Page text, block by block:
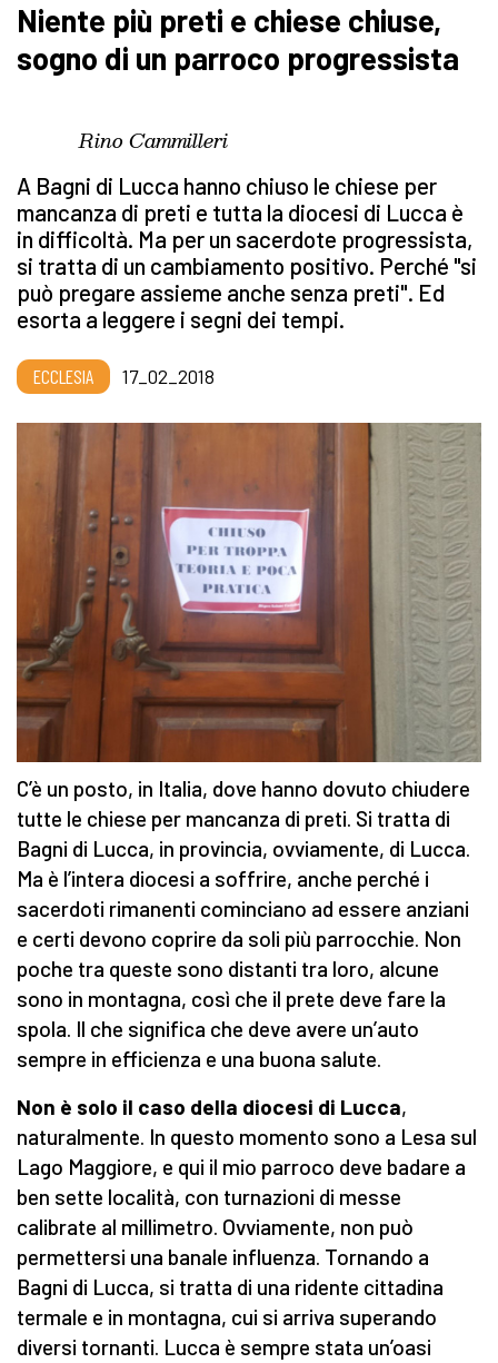
Niente più preti e chiese chiuse,
sogno di un parroco progressista
Rino Cammilleri
A Bagni di Lucca hanno chiuso le chiese per
mancanza di preti e tutta la diocesi di Lucca è
in difficoltà. Ma per un sacerdote progressista,
si tratta di un cambiamento positivo. Perché "si
può pregare assieme anche senza preti". Ed
esorta a leggere i segni dei tempi.
ECCLESIA 17_02_2018
C’è un posto, in Italia, dove hanno dovuto chiudere
tutte le chiese per mancanza di preti. Si tratta di
Bagni di Lucca, in provincia, ovviamente, di Lucca.
Ma è l’intera diocesi a soffrire, anche perché i
sacerdoti rimanenti cominciano ad essere anziani
e certi devono coprire da soli più parrocchie. Non
poche tra queste sono distanti tra loro, alcune
sono in montagna, così che il prete deve fare la
spola. Il che significa che deve avere un’auto
sempre in efficienza e una buona salute.
Non è solo il caso della diocesi di Lucca,
naturalmente. In questo momento sono a Lesa sul
Lago Maggiore, e qui il mio parroco deve badare a
ben sette località, con turnazioni di messe
calibrate al millimetro. Ovviamente, non può
permettersi una banale influenza. Tornando a
Bagni di Lucca, si tratta di una ridente cittadina
termale e in montagna, cui si arriva superando
diversi tornanti. Lucca è sempre stata un’oasi